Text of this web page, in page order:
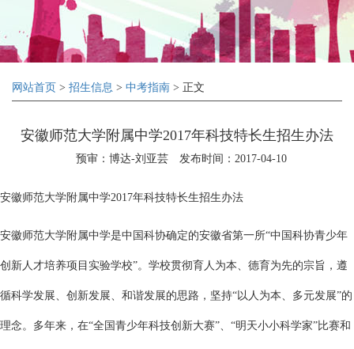
网站首页 > 招生信息 > 中考指南 > 正文
安徽师范大学附属中学2017年科技特长生招生办法
预审：博达-刘亚芸 发布时间：2017-04-10
安徽师范大学附属中学2017年科技特长生招生办法
安徽师范大学附属中学是中国科协确定的安徽省第一所“中国科协青少年
创新人才培养项目实验学校”。学校贯彻育人为本、德育为先的宗旨，遵
循科学发展、创新发展、和谐发展的思路，坚持“以人为本、多元发展”的
理念。多年来，在“全国青少年科技创新大赛”、“明天小小科学家”比赛和